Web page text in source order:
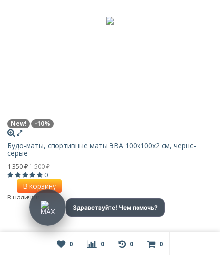
New! -10%
Будо-маты, спортивные маты ЭВА 100х100x2 см, черно-
серые
1 350 ₽ 1 500₽
0
В корзину
В наличии
0 0 0 0